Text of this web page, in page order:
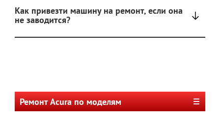
Как привезти машину на ремонт, если она
не заводится?
Ремонт Acura по моделям